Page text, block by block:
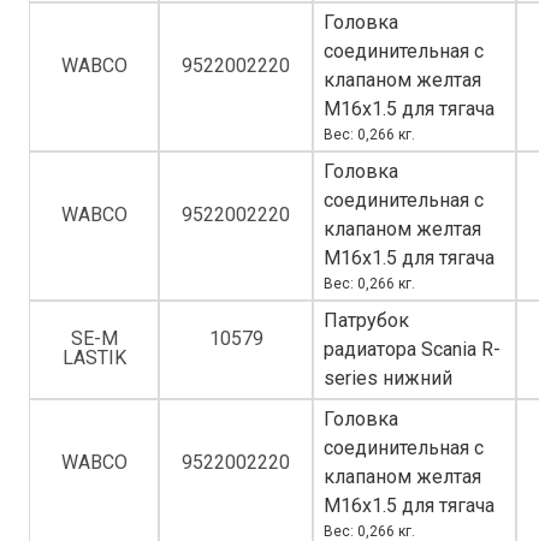
WABCO 9522002220
Головка
соединительная с
клапаном желтая
M16x1.5 для тягача
Вес: 0,266 кг.
WABCO 9522002220
Головка
соединительная с
клапаном желтая
M16x1.5 для тягача
Вес: 0,266 кг.
SE-M
LASTIK
10579
Патрубок
радиатора Scania R-
series нижний
WABCO 9522002220
Головка
соединительная с
клапаном желтая
M16x1.5 для тягача
Вес: 0,266 кг.